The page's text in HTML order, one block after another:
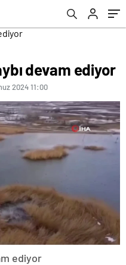
devam ediyor
2024 11:00
ediyor